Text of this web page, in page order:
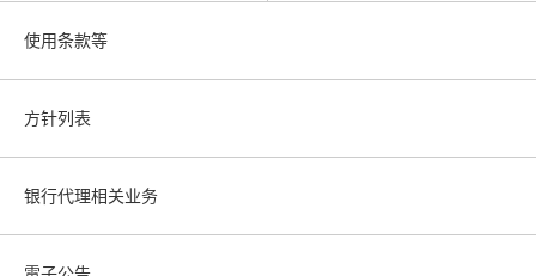
使用条款等
方针列表
银行代理相关业务